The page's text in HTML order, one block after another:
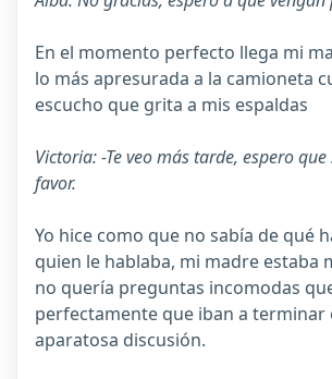
En el momento perfecto llega mi
lo más apresurada a la camioneta
escucho que grita a mis espaldas
Victoria: -Te veo más tarde, espero
favor.
Yo hice como que no sabía de qué
quien le hablaba, mi madre estaba
no quería preguntas incomodas
perfectamente que iban a terminar
aparatosa discusión.